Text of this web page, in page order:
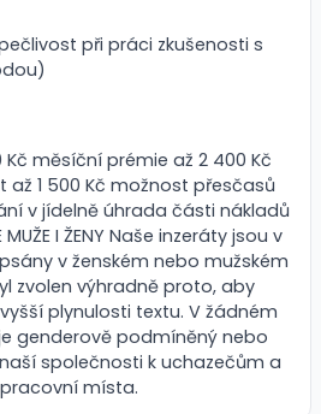
při práci zkušenosti s
měsíční prémie až 2 400 Kč
1 500 Kč možnost přesčasů
v jídelně úhrada části nákladů
I ŽENY Naše inzeráty jsou v
v ženském nebo mužském
zvolen výhradně proto, aby
plynulosti textu. V žádném
genderově podmíněný nebo
společnosti k uchazečům a
místa.